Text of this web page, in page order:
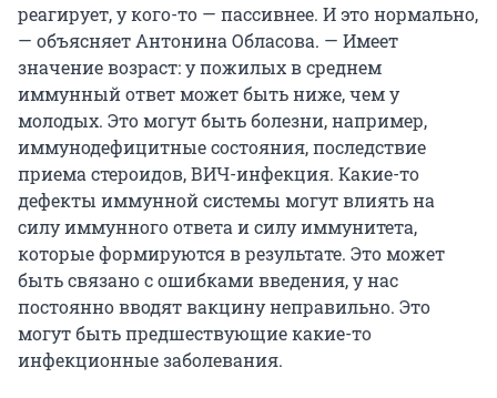
реагирует, у кого-то — пассивнее. И это нормально,
— объясняет Антонина Обласова. — Имеет
значение возраст: у пожилых в среднем
иммунный ответ может быть ниже, чем у
молодых. Это могут быть болезни, например,
иммунодефицитные состояния, последствие
приема стероидов, ВИЧ-инфекция. Какие-то
дефекты иммунной системы могут влиять на
силу иммунного ответа и силу иммунитета,
которые формируются в результате. Это может
быть связано с ошибками введения, у нас
постоянно вводят вакцину неправильно. Это
могут быть предшествующие какие-то
инфекционные заболевания.